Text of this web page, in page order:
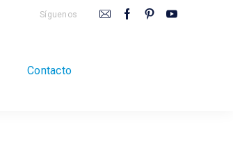
Síguenos
Contacto